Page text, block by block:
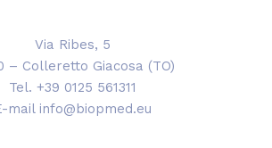
Via Ribes, 5
– Colleretto Giacosa (TO)
Tel. +39 0125 561311
mail info@biopmed.eu